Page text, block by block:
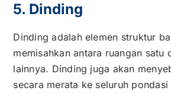
5. Dinding
Dinding adalah elemen struktur
memisahkan antara ruangan satu
lainnya. Dinding juga akan
secara merata ke seluruh